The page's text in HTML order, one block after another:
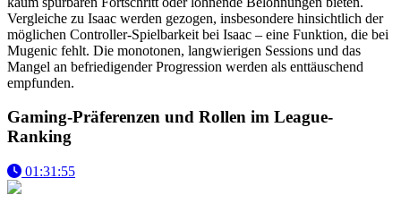
Vergleiche zu Isaac werden gezogen, insbesondere hinsichtlich der
möglichen Controller-Spielbarkeit bei Isaac – eine Funktion, die bei
Mugenic fehlt. Die monotonen, langwierigen Sessions und das
Mangel an befriedigender Progression werden als enttäuschend
empfunden.
Gaming-Präferenzen und Rollen im League-
Ranking
01:31:55